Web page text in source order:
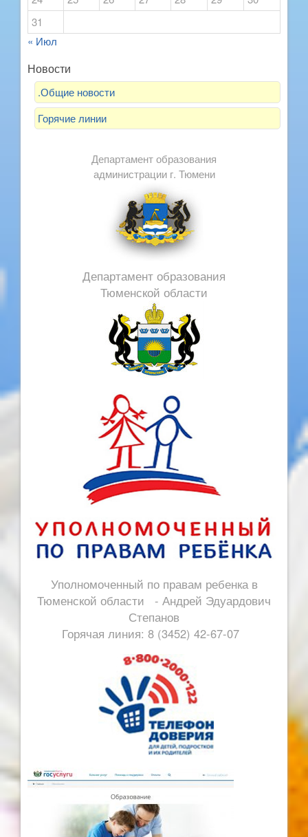
31
« Июл
Новости
.Общие новости
Горячие линии
Департамент образования
администрации г. Тюмени
Департамент образования
Тюменской области
Уполномоченный по правам ребенка в
Тюменской области - Андрей Эдуардович
Степанов
Горячая линия: 8 (3452) 42-67-07